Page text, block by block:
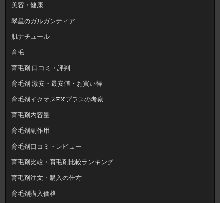
美容・健康
翠星のガルガンティア
肌ナチュール
育毛
育毛剤 口コミ・評判
育毛剤 激安・最安値・お買い得
育毛剤イクオスEXプラスの考察
育毛剤内容量
育毛剤副作用
育毛剤口コミ・レビュー
育毛剤比較・育毛剤比較ランキング
育毛剤注文・購入の仕方
育毛剤購入価格